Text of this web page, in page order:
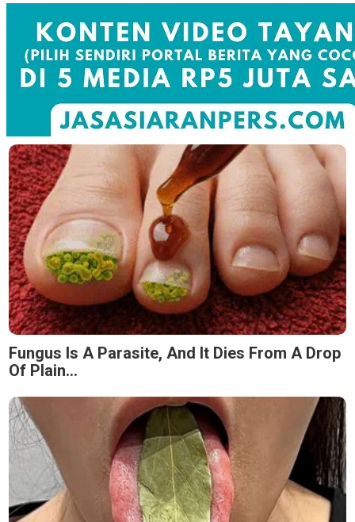
Fungus Is A Parasite, And It Dies From A Drop
Of Plain...